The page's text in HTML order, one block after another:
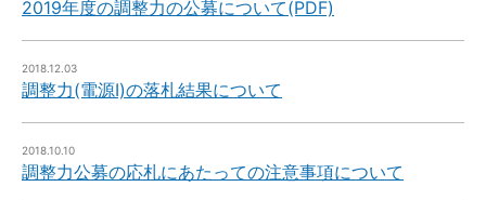
2019年度の調整力の公募について(PDF)
2018.12.03
調整力(電源Ⅰ)の落札結果について
2018.10.10
調整力公募の応札にあたっての注意事項について